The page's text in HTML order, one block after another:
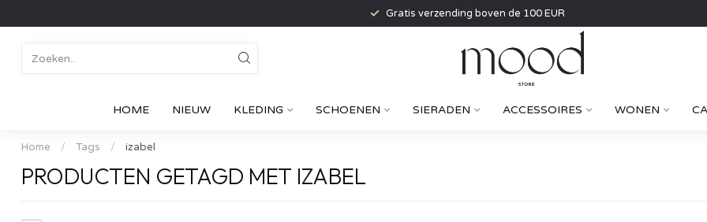
Gratis verzending boven de 100 EUR
HOME NIEUW KLEDING SCHOENEN SIERADEN ACCESSOIRES WONEN
Home / Tags / izabel
PRODUCTEN GETAGD MET IZABEL